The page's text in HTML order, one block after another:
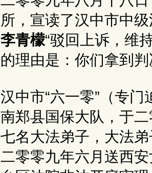
所，宣读了汉中市中
李青檬“驳回上诉，维
的理由是：你们拿到
汉中市“六一零”（专
南郑县国保大队，于
七名大法弟子，大法
二零零九年六月送西